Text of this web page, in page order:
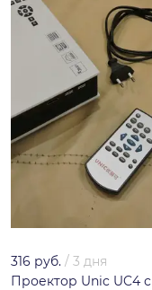
316 руб. / 3 дня
Проектор Unic UC4 с